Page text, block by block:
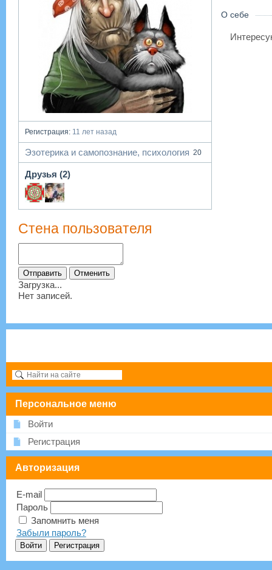
Регистрация:11 лет назад
Эзотерика и самопознание, психология 20
Друзья (2)
О себе
Стена пользователя
Загрузка...
Нет записей.
Персональное меню
Войти
Регистрация
Авторизация
E-mail
Пароль
Запомнить меня
Забыли пароль?